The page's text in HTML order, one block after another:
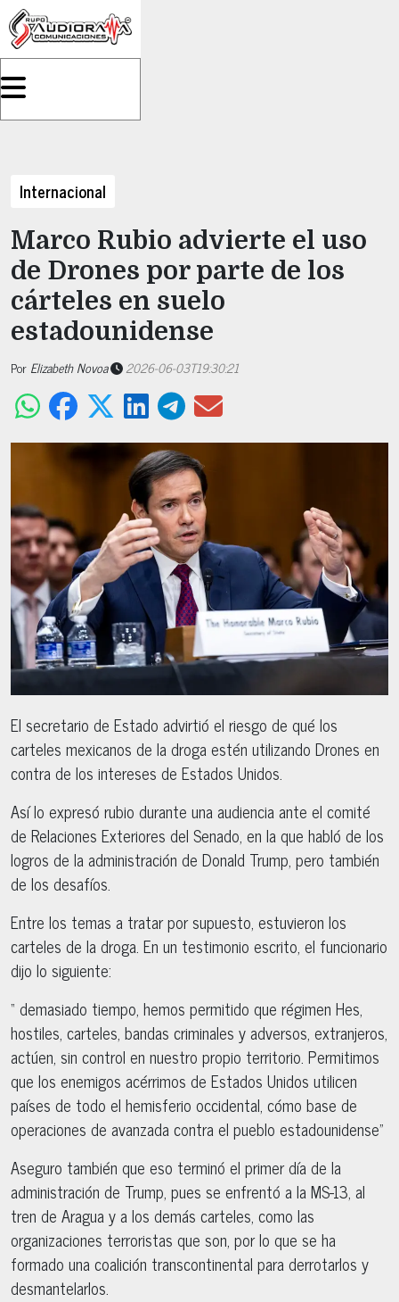
Internacional
Marco Rubio advierte el uso
de Drones por parte de los
cárteles en suelo
estadounidense
Por Elizabeth Novoa 2026-06-03T19:30:21
El secretario de Estado advirtió el riesgo de qué los
carteles mexicanos de la droga estén utilizando Drones en
contra de los intereses de Estados Unidos.
Así lo expresó rubio durante una audiencia ante el comité
de Relaciones Exteriores del Senado, en la que habló de los
logros de la administración de Donald Trump, pero también
de los desafíos.
Entre los temas a tratar por supuesto, estuvieron los
carteles de la droga. En un testimonio escrito, el funcionario
dijo lo siguiente:
“ demasiado tiempo, hemos permitido que régimen Hes,
hostiles, carteles, bandas criminales y adversos, extranjeros,
actúen, sin control en nuestro propio territorio. Permitimos
que los enemigos acérrimos de Estados Unidos utilicen
países de todo el hemisferio occidental, cómo base de
operaciones de avanzada contra el pueblo estadounidense”
Aseguro también que eso terminó el primer día de la
administración de Trump, pues se enfrentó a la MS-13, al
tren de Aragua y a los demás carteles, como las
organizaciones terroristas que son, por lo que se ha
formado una coalición transcontinental para derrotarlos y
desmantelarlos.